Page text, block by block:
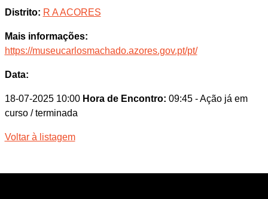
Distrito: R A ACORES
Mais informações:
https://museucarlosmachado.azores.gov.pt/pt/
Data:
18-07-2025 10:00 Hora de Encontro: 09:45 - Ação já em
curso / terminada
Voltar à listagem